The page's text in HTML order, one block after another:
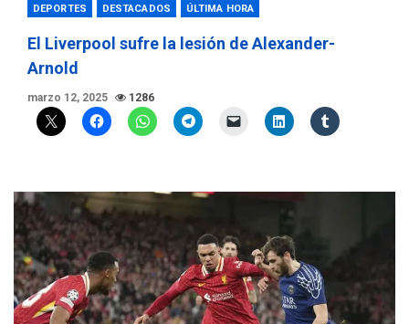
DEPORTES DESTACADOS ÚLTIMA HORA
El Liverpool sufre la lesión de Alexander-
Arnold
marzo 12, 2025 1286